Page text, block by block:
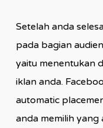
Setelah anda
pada bagian
yaitu menentukan
iklan anda.
automatic
anda memilih